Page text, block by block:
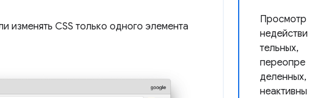
Просмотр
недействи
тельных,
переопре
деленных,
неактивны
изменять CSS только одного элемента